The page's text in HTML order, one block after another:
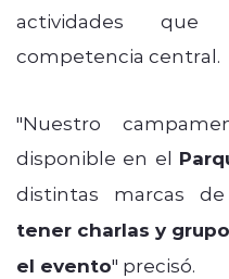
actividades
competencia central.
"Nuestro
disponible en el
distintas marcas de
tener charlas y
el evento" precisó.